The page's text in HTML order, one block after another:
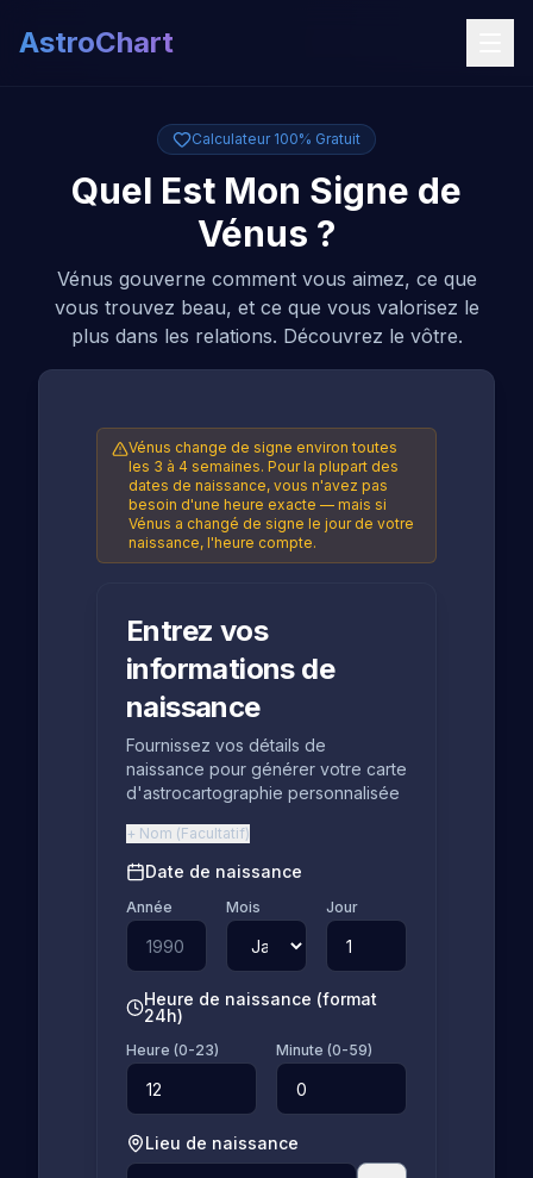
AstroChart
Calculateur 100% Gratuit
Quel Est Mon Signe de
Vénus ?
Vénus gouverne comment vous aimez, ce que
vous trouvez beau, et ce que vous valorisez le
plus dans les relations. Découvrez le vôtre.
Vénus change de signe environ toutes
les 3 à 4 semaines. Pour la plupart des
dates de naissance, vous n'avez pas
besoin d'une heure exacte — mais si
Vénus a changé de signe le jour de votre
naissance, l'heure compte.
Entrez vos
informations de
naissance
Fournissez vos détails de
naissance pour générer votre carte
d'astrocartographie personnalisée
+ Nom (Facultatif)
Date de naissance
Année Mois Jour
Heure de naissance (format
24h)
Heure (0-23) Minute (0-59)
Lieu de naissance